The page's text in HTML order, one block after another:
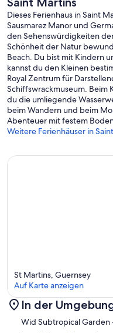
Dieses Ferienhaus in Saint
Sausmarez Manor und
den Sehenswürdigkeiten
Schönheit der Natur
Beach. Du bist mit Kindern
kannst du den Kleinen
Royal Zentrum für
Schiffswrackmuseum. Beim
du die umliegende
beim Wandern und beim
Abenteuer mit festem
Weitere Ferienhäuser in
St Martins, Guernsey
Auf Karte anzeigen
In der
Wid Subtropical Garden